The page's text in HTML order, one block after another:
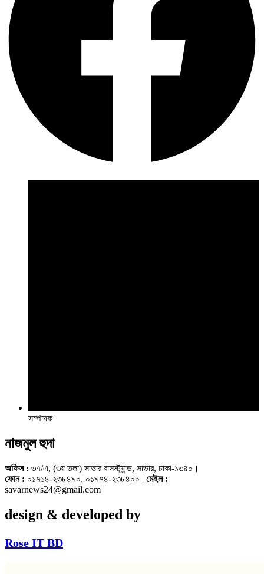
সম্পাদক
নাজমুল হুদা
অফিস : ৩৭/এ, (৩য় তলা) সাভার বাসস্ট্যান্ড, সাভার, ঢাকা-১৩৪০।
ফোন : ০১৭১৪-২৩৮৪৯০, ০১৯৭৪-২৩৮৪০০ | মেইল :
savarnews24@gmail.com
design & developed by
Rose IT BD